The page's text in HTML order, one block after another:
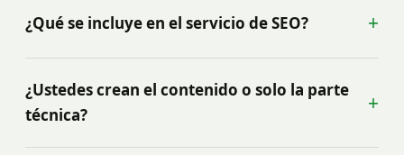
¿Qué se incluye en el servicio de SEO? +
¿Ustedes crean el contenido o solo la parte
técnica?
+